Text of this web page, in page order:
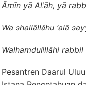
Āmīn yā Allāh, yā
Wa shallāllāhu ‘alā
Walhamdulillāhi rabbil
Pesantren Daarul